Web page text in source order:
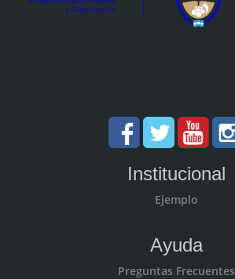
Institucional
Ejemplo
Ayuda
Preguntas Frecuentes